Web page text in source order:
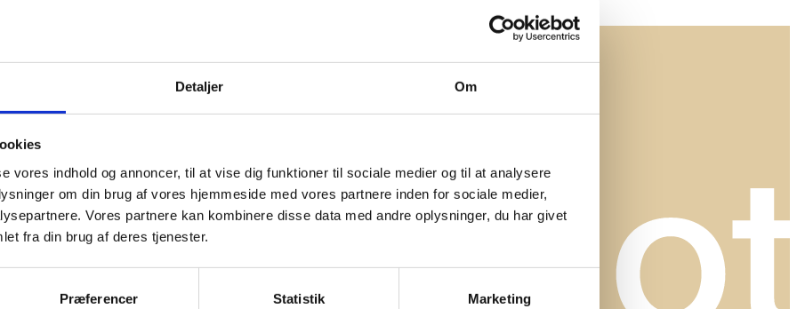
Detaljer Om
vores indhold og annoncer, til at vise dig funktioner til sociale medier og til at analysere
om din brug af vores hjemmeside med vores partnere inden for sociale medier,
Vores partnere kan kombinere disse data med andre oplysninger, du har givet
fra din brug af deres tjenester.
Præferencer Statistik Marketing